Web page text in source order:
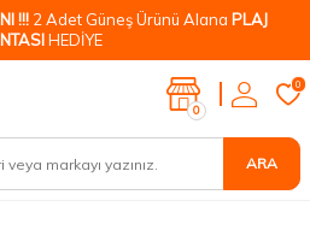
!!! 2 Adet Güneş Ürünü Alana PLAJ
HEDİYE
ARA
0
0